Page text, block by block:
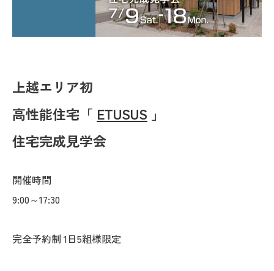
上越エリア初
高性能住宅「 ETUSUS 」
住宅完成見学会
開催時間
9:00～17:30
完全予約制 1日5組様限定